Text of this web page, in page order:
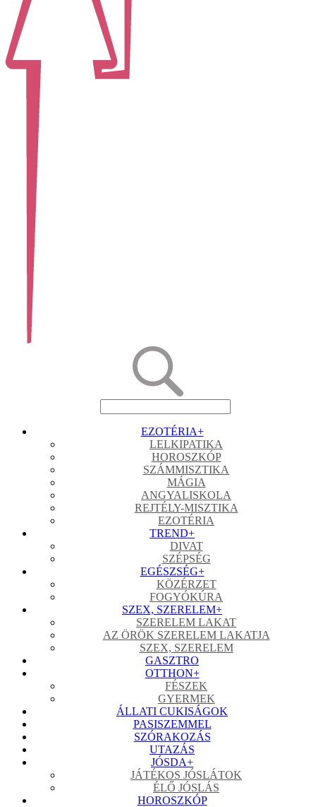
EZOTÉRIA+
LELKIPATIKA
HOROSZKÓP
SZÁMMISZTIKA
MÁGIA
ANGYALISKOLA
REJTÉLY-MISZTIKA
EZOTÉRIA
TREND+
DIVAT
SZÉPSÉG
EGÉSZSÉG+
KÖZÉRZET
FOGYÓKÚRA
SZEX, SZERELEM+
SZERELEM LAKAT
AZ ÖRÖK SZERELEM LAKATJA
SZEX, SZERELEM
GASZTRO
OTTHON+
FÉSZEK
GYERMEK
ÁLLATI CUKISÁGOK
PASISZEMMEL
SZÓRAKOZÁS
UTAZÁS
JÓSDA+
JÁTÉKOS JÓSLÁTOK
ÉLŐ JÓSLÁS
HOROSZKÓP